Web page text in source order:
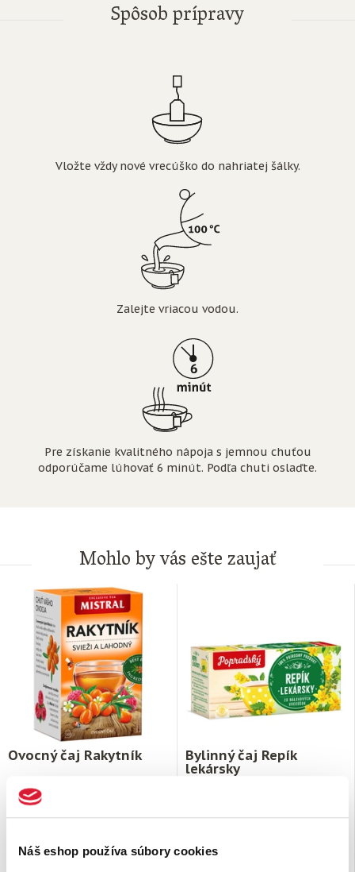
Náš eshop používa súbory cookies
Spôsob prípravy
Vložte vždy nové vrecúško do nahriatej šálky.
Zalejte vriacou vodou.
Pre získanie kvalitného nápoja s jemnou chuťou
odporúčame lúhovať 6 minút. Podľa chuti oslaďte.
Mohlo by vás ešte zaujať
Ovocný čaj Rakytník
Plody rakytníka, ktorý využívali
pri problémoch s trávením už
vitamínu …
Bylinný čaj Repík
lekársky
čaju využíva už po stáročia.
Popradského …